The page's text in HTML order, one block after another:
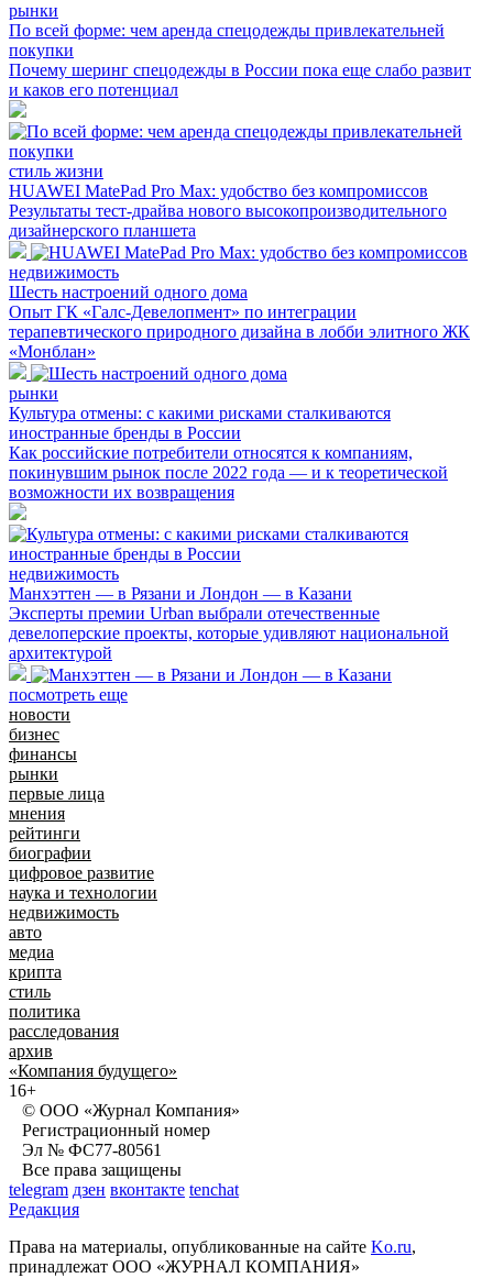
рынки
По всей форме: чем аренда спецодежды привлекательней
покупки
Почему шеринг спецодежды в России пока еще слабо развит
и каков его потенциал
стиль жизни
HUAWEI MatePad Pro Max: удобство без компромиссов
Результаты тест-драйва нового высокопроизводительного
дизайнерского планшета
недвижимость
Шесть настроений одного дома
Опыт ГК «Галс-Девелопмент» по интеграции
терапевтического природного дизайна в лобби элитного ЖК
«Монблан»
рынки
Культура отмены: с какими рисками сталкиваются
иностранные бренды в России
Как российские потребители относятся к компаниям,
покинувшим рынок после 2022 года — и к теоретической
возможности их возвращения
недвижимость
Манхэттен — в Рязани и Лондон — в Казани
Эксперты премии Urban выбрали отечественные
девелоперские проекты, которые удивляют национальной
архитектурой
посмотреть еще
новости
бизнес
финансы
рынки
первые лица
мнения
рейтинги
биографии
цифровое развитие
наука и технологии
недвижимость
авто
медиа
крипта
стиль
политика
расследования
архив
«Компания будущего»
16+
© ООО «Журнал Компания»
Регистрационный номер
Эл № ФС77-80561
Все права защищены
telegram дзен вконтакте tenchat
Редакция
Права на материалы, опубликованные на сайте Ko.ru,
принадлежат ООО «ЖУРНАЛ КОМПАНИЯ»